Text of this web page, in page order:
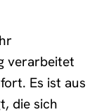
verarbeitet
Es ist aus
die sich